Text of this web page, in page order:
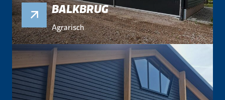
BALKBRUG
Agrarisch